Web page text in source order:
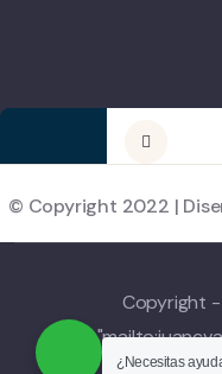
© Copyright 2022 |
Copyright -
¿Necesitas